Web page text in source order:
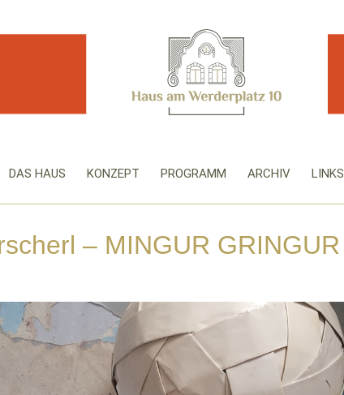
DAS HAUS KONZEPT PROGRAMM ARCHIV LINKS
– MINGUR GRINGUR